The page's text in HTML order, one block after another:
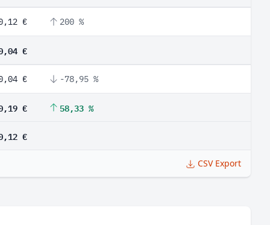
€ 200 %
€
€ -78,95 %
€ 58,33 %
€
CSV Export